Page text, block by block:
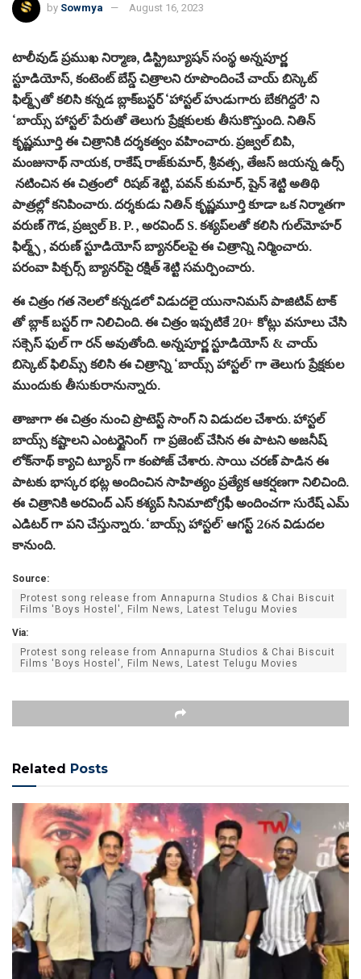
by Sowmya August 16, 2023
టాలీవుడ్ ప్రముఖ నిర్మాణ, డిస్ట్రిబ్యూషన్ సంస్థ అన్నపూర్ణ
స్టూడియోస్, కంటెంట్ బేస్డ్ చిత్రాలని రూపొందించే చాయ్ బిస్కెట్
ఫిల్మ్స్‌తో కలిసి కన్నడ బ్లాక్‌బస్టర్ ‘హాస్టల్ హుడుగారు బేకగిద్దరే’ ని
‘బాయ్స్ హాస్టల్’ పేరుతో తెలుగు ప్రేక్షకులకు తీసుకొస్తుంది. నితిన్
కృష్ణమూర్తి ఈ చిత్రానికి దర్శకత్వం వహించారు. ప్రజ్వల్ బిపి,
మంజునాథ్ నాయక, రాకేష్ రాజ్‌కుమార్, శ్రీవత్స, తేజస్ జయన్న ఉర్స్
నటించిన ఈ చిత్రంలో రిషబ్ శెట్టి, పవన్ కుమార్, షైన్ శెట్టి అతిథి
పాత్రల్లో కనిపించారు. దర్శకుడు నితిన్ కృష్ణమూర్తి కూడా ఒక నిర్మాతగా
వరుణ్ గౌడ, ప్రజ్వల్ B. P. , అరవింద్ S. కశ్యప్‌లతో కలిసి గుల్‌మోహర్
ఫిల్మ్స్ , వరుణ్ స్టూడియోస్ బ్యానర్‌లపై ఈ చిత్రాన్ని నిర్మించారు.
పరంవా పిక్చర్స్ బ్యానర్‌పై రక్షిత్ శెట్టి సమర్పించారు.
ఈ చిత్రం గత నెలలో కన్నడలో విడుదలై యునానిమస్ పాజిటివ్ టాక్
తో బ్లాక్ బస్టర్ గా నిలిచింది. ఈ చిత్రం ఇప్పటికే 20+ కోట్లు వసూలు చేసి
సక్సెస్ ఫుల్ గా రన్ అవుతోంది. అన్నపూర్ణ స్టూడియోస్ & చాయ్
బిస్కెట్ ఫిలిమ్స్ కలిసి ఈ చిత్రాన్ని ‘బాయ్స్ హాస్టల్’ గా తెలుగు ప్రేక్షకుల
ముందుకు తీసుకురానున్నారు.
తాజాగా ఈ చిత్రం నుంచి ప్రొటెస్ట్ సాంగ్ ని విడుదల చేశారు. హాస్టల్
బాయ్స్ కష్టాలని ఎంటర్టైనింగ్ గా ప్రజెంట్ చేసిన ఈ పాటని అజనీష్
లోక్‌నాథ్ క్యాచి ట్యూన్ గా కంపోజ్ చేశారు. సాయి చరణ్ పాడిన ఈ
పాటకు భాస్కర భట్ల అందించిన సాహిత్యం ప్రత్యేక ఆకర్షణగా నిలిచింది.
ఈ చిత్రానికి అరవింద్ ఎస్ కశ్యప్ సినిమాటోగ్రఫీ అందించగా సురేష్ ఎమ్
ఎడిటర్ గా పని చేస్తున్నారు. ‘బాయ్స్ హాస్టల్’ ఆగస్ట్ 26న విడుదల
కానుంది.
Source:
Protest song release from Annapurna Studios & Chai Biscuit
Films 'Boys Hostel', Film News, Latest Telugu Movies
Via:
Protest song release from Annapurna Studios & Chai Biscuit
Films 'Boys Hostel', Film News, Latest Telugu Movies
Related Posts